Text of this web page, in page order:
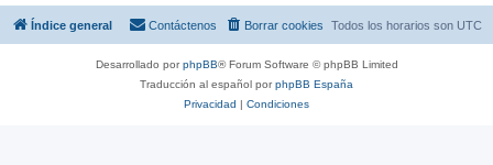
Índice general Todos los horarios son UTC
Borrar cookies
Contáctenos
Desarrollado porphpBB® Forum Software © phpBB Limited
Traducción al español porphpBB España
Privacidad | Condiciones